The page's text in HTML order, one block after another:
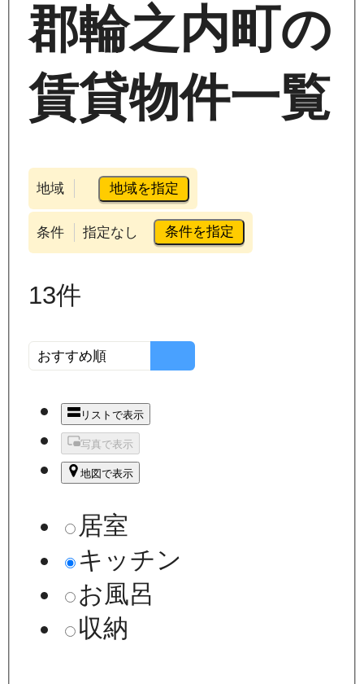
郡輪之内町の
賃貸物件一覧
地域 地域を指定
条件 指定なし 条件を指定
13件
リストで表示
写真で表示
地図で表示
居室
キッチン
お風呂
収納